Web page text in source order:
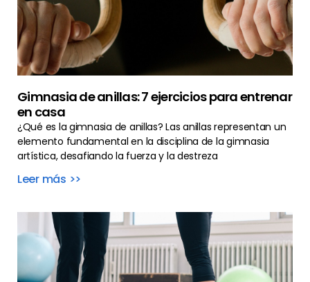
Gimnasia de anillas: 7 ejercicios para entrenar
en casa
¿Qué es la gimnasia de anillas? Las anillas representan un
elemento fundamental en la disciplina de la gimnasia
artística, desafiando la fuerza y la destreza
Leer más >>